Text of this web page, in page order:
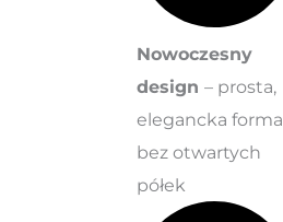
Nowoczesny
design – prosta,
elegancka forma
bez otwartych
półek